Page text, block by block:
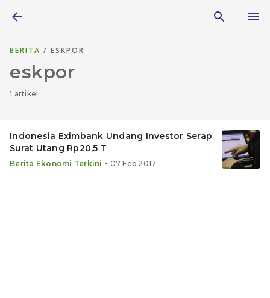
BERITA / ESKPOR
eskpor
1 artikel
Indonesia Eximbank Undang Investor Serap
Surat Utang Rp20,5 T
Berita Ekonomi Terkini • 07 Feb 2017